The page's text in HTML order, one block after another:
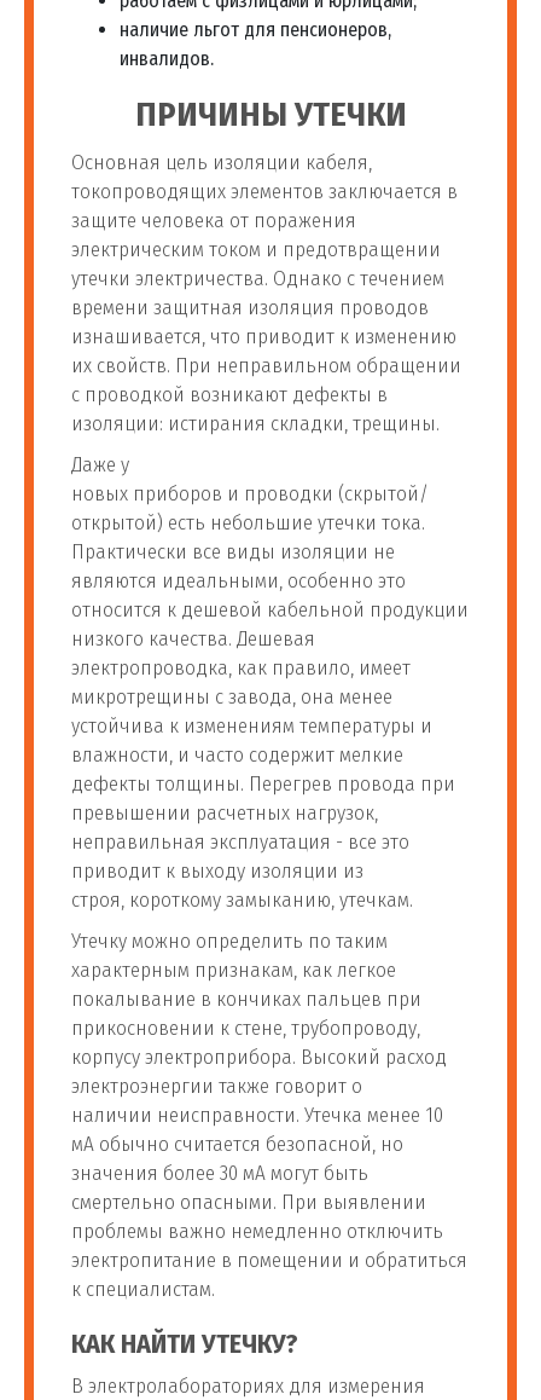
наличие льгот для пенсионеров,
инвалидов.
ПРИЧИНЫ УТЕЧКИ
Основная цель изоляции кабеля,
токопроводящих элементов заключается в
защите человека от поражения
электрическим током и предотвращении
утечки электричества. Однако с течением
времени защитная изоляция проводов
изнашивается, что приводит к изменению
их свойств. При неправильном обращении
с проводкой возникают дефекты в
изоляции: истирания складки, трещины.
Даже у
новых приборов и проводки (скрытой/
открытой) есть небольшие утечки тока.
Практически все виды изоляции не
являются идеальными, особенно это
относится к дешевой кабельной продукции
низкого качества. Дешевая
электропроводка, как правило, имеет
микротрещины с завода, она менее
устойчива к изменениям температуры и
влажности, и часто содержит мелкие
дефекты толщины. Перегрев провода при
превышении расчетных нагрузок,
неправильная эксплуатация - все это
приводит к выходу изоляции из
строя, короткому замыканию, утечкам.
Утечку можно определить по таким
характерным признакам, как легкое
покалывание в кончиках пальцев при
прикосновении к стене, трубопроводу,
корпусу электроприбора. Высокий расход
электроэнергии также говорит о
наличии неисправности. Утечка менее 10
мА обычно считается безопасной, но
значения более 30 мА могут быть
смертельно опасными. При выявлении
проблемы важно немедленно отключить
электропитание в помещении и обратиться
к специалистам.
КАК НАЙТИ УТЕЧКУ?
В электролабораториях для измерения